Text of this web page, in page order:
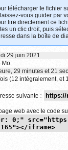
télécharger le fichier
vous guider par
lire directement ce
un clic droit, puis
dans la boîte de
29 juin 2021
Mo
29 minutes et 21
(12 intégralement, et
suivante :
web avec le code